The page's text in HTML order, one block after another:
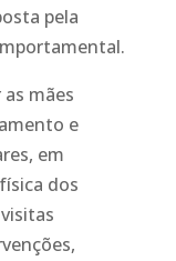
pela
mães
e
em
dos